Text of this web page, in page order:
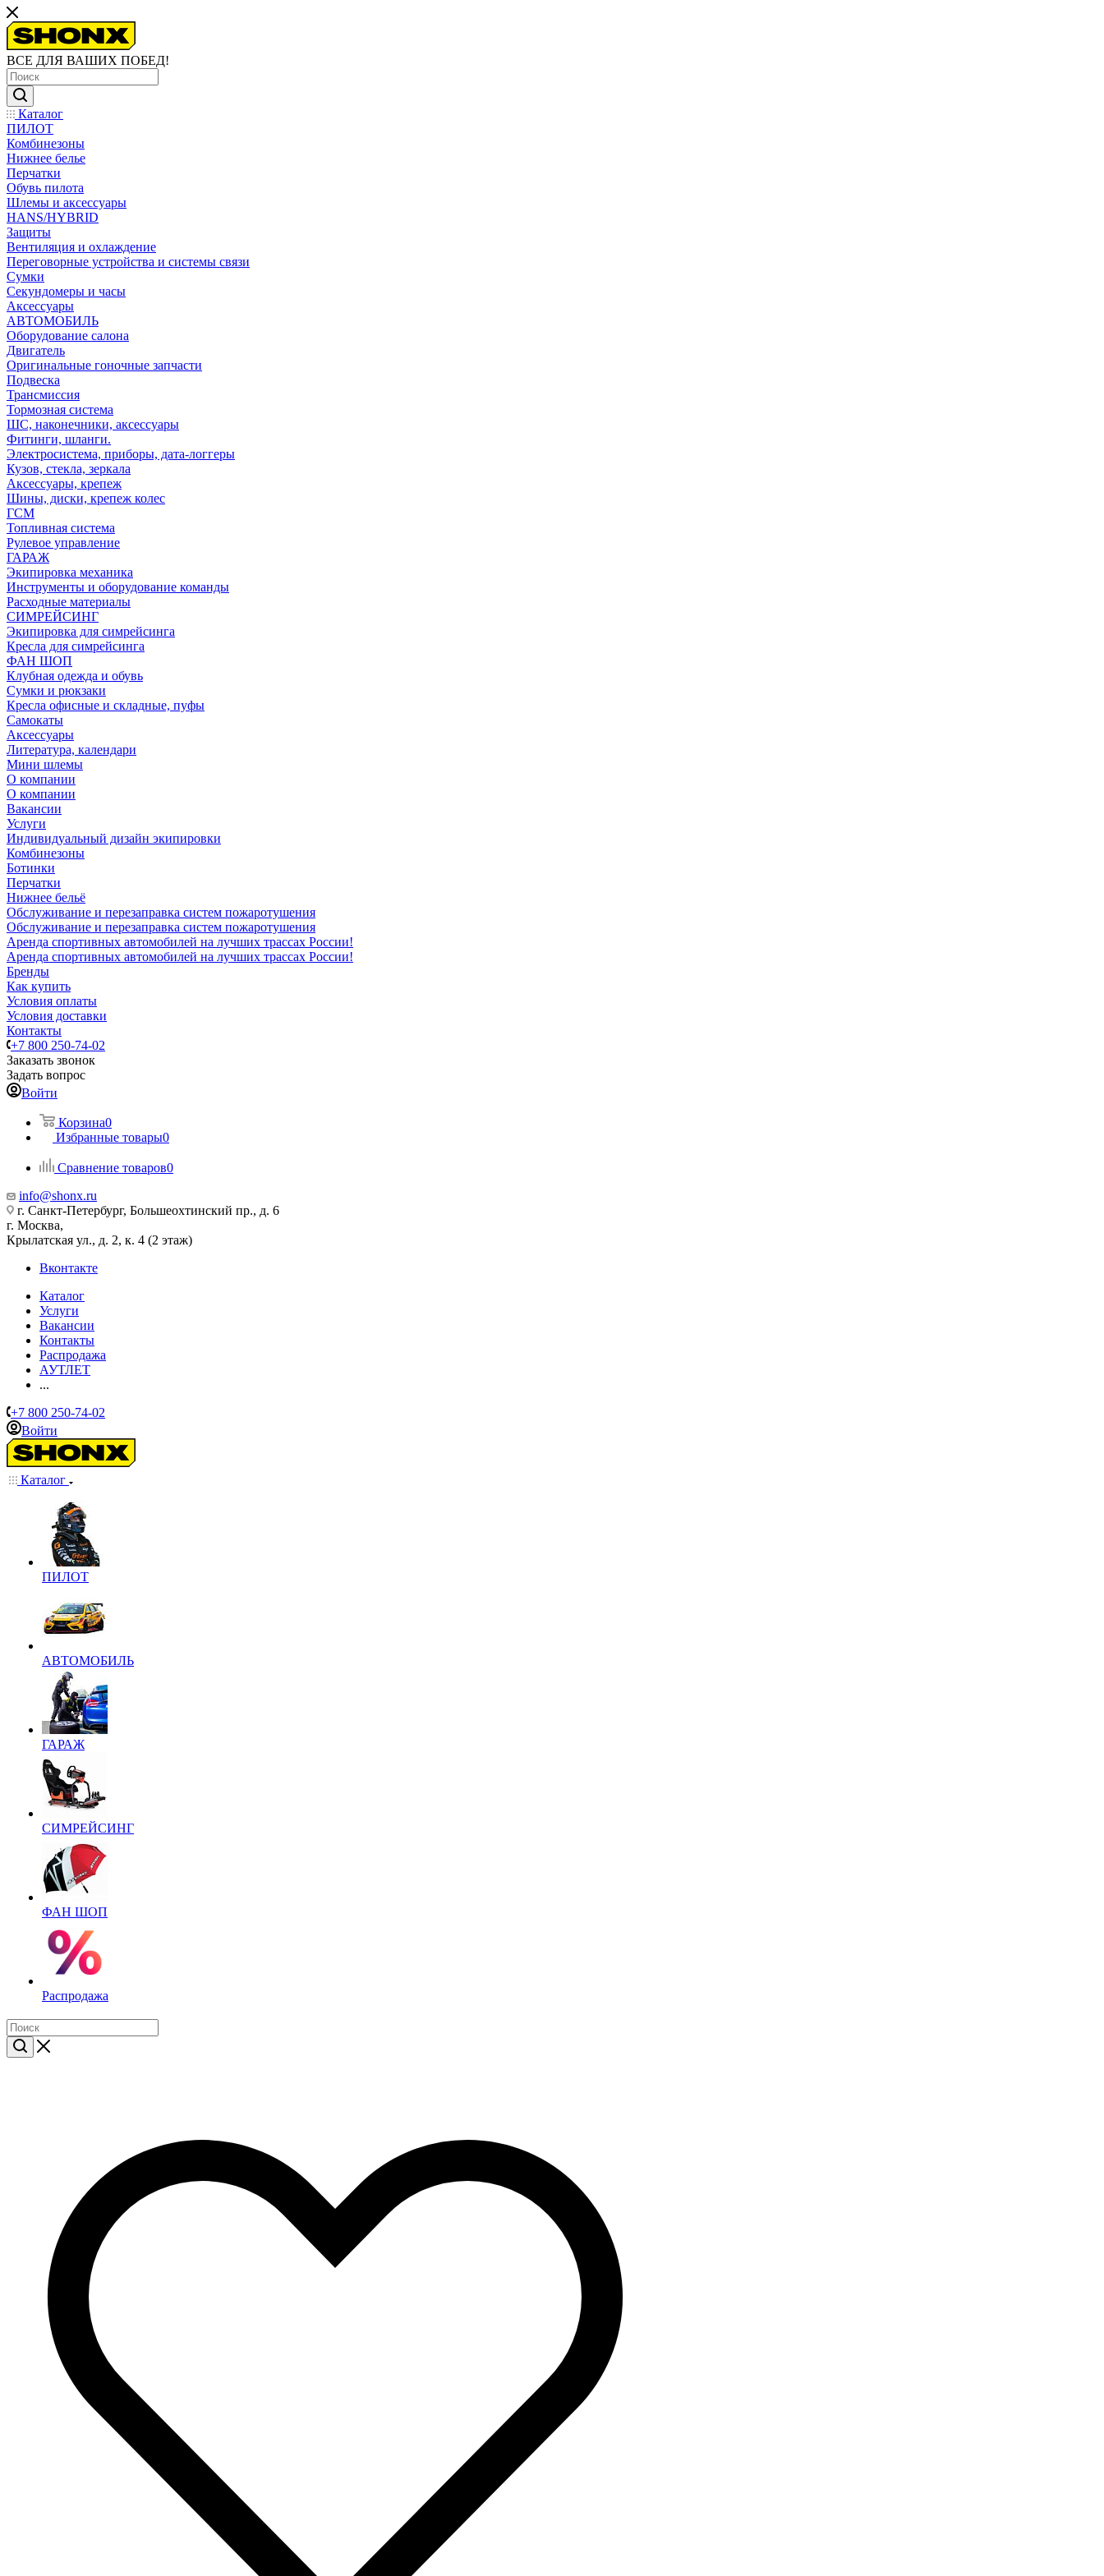
ВСЕ ДЛЯ ВАШИХ ПОБЕД!
Каталог
ПИЛОТ
Комбинезоны
Нижнее белье
Перчатки
Обувь пилота
Шлемы и аксессуары
HANS/HYBRID
Защиты
Вентиляция и охлаждение
Переговорные устройства и системы связи
Сумки
Секундомеры и часы
Аксессуары
АВТОМОБИЛЬ
Оборудование салона
Двигатель
Оригинальные гоночные запчасти
Подвеска
Трансмиссия
Тормозная система
ШС, наконечники, аксессуары
Фитинги, шланги.
Электросистема, приборы, дата-логгеры
Кузов, стекла, зеркала
Аксессуары, крепеж
Шины, диски, крепеж колес
ГСМ
Топливная система
Рулевое управление
ГАРАЖ
Экипировка механика
Инструменты и оборудование команды
Расходные материалы
СИМРЕЙСИНГ
Экипировка для симрейсинга
Кресла для симрейсинга
ФАН ШОП
Клубная одежда и обувь
Сумки и рюкзаки
Кресла офисные и складные, пуфы
Самокаты
Аксессуары
Литература, календари
Мини шлемы
О компании
О компании
Вакансии
Услуги
Индивидуальный дизайн экипировки
Комбинезоны
Ботинки
Перчатки
Нижнее бельё
Обслуживание и перезаправка систем пожаротушения
Обслуживание и перезаправка систем пожаротушения
Аренда спортивных автомобилей на лучших трассах России!
Аренда спортивных автомобилей на лучших трассах России!
Бренды
Как купить
Условия оплаты
Условия доставки
Контакты
+7 800 250-74-02
Заказать звонок
Задать вопрос
Войти
Корзина0
Избранные товары0
Сравнение товаров0
info@shonx.ru
г. Санкт-Петербург, Большеохтинский пр., д. 6
г. Москва,
Крылатская ул., д. 2, к. 4 (2 этаж)
Вконтакте
Каталог
Услуги
Вакансии
Контакты
Распродажа
АУТЛЕТ
...
+7 800 250-74-02
Войти
Каталог
ПИЛОТ
АВТОМОБИЛЬ
ГАРАЖ
СИМРЕЙСИНГ
ФАН ШОП
Распродажа